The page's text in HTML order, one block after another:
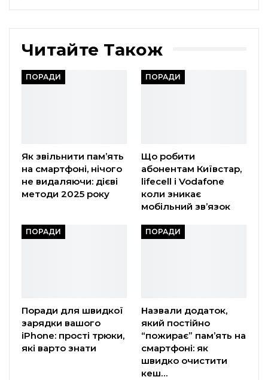
Читайте Також
ПОРАДИ
Як звільнити пам’ять
на смартфоні, нічого
не видаляючи: дієві
методи 2025 року
ПОРАДИ
Що робити
абонентам Київстар,
lifecell і Vodafone
коли зникає
мобільний зв’язок
ПОРАДИ
Поради для швидкої
зарядки вашого
iPhone: прості трюки,
які варто знати
ПОРАДИ
Назвали додаток,
який постійно
“пожирає” пам’ять на
смартфоні: як
швидко очистити
кеш…